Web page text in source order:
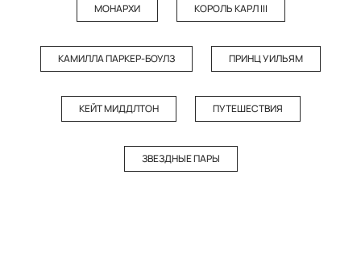
МОНАРХИ КОРОЛЬ КАРЛ III
КАМИЛЛА ПАРКЕР-БОУЛЗ ПРИНЦ УИЛЬЯМ
КЕЙТ МИДДЛТОН ПУТЕШЕСТВИЯ
ЗВЕЗДНЫЕ ПАРЫ